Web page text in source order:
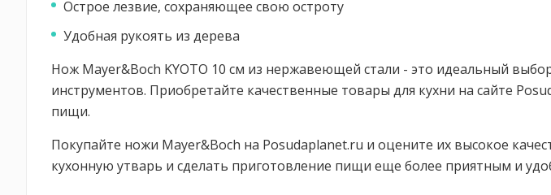
Острое лезвие, сохраняющее свою остроту
Удобная рукоять из дерева
Нож Mayer&Boch KYOTO 10 см из нержавеющей стали - это идеальный
инструментов. Приобретайте качественные товары для кухни на сайте
пищи.
Покупайте ножи Mayer&Boch на Posudaplanet.ru и оцените их высокое
кухонную утварь и сделать приготовление пищи еще более приятным и